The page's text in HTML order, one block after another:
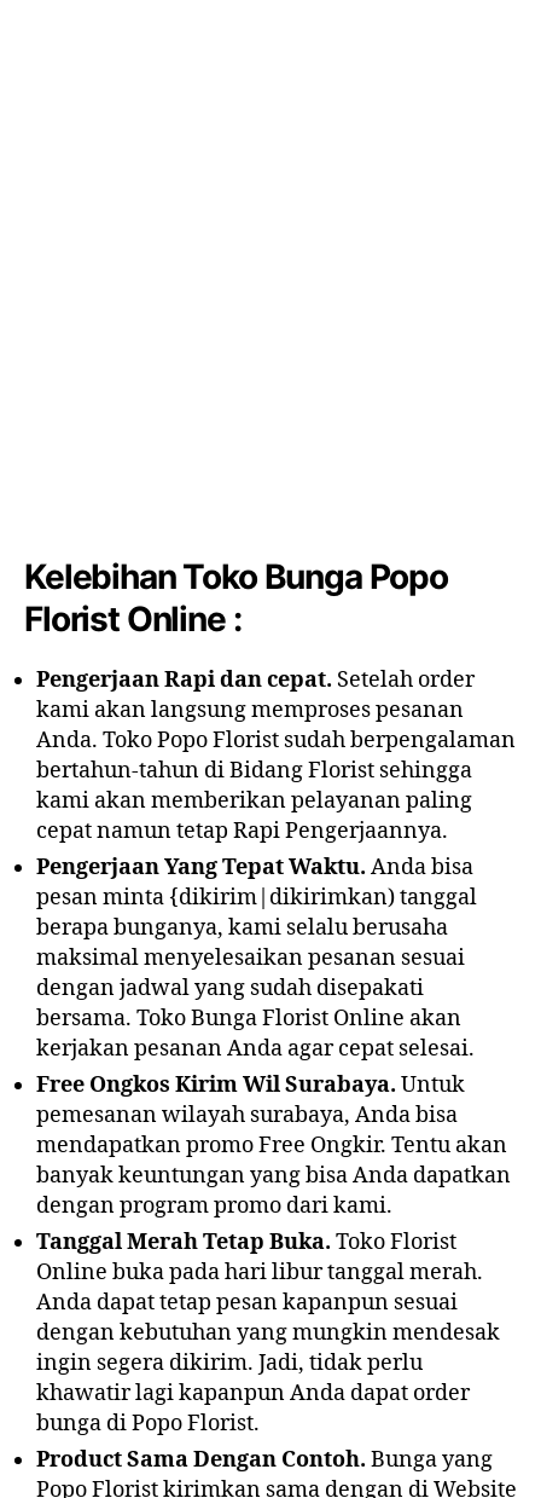
Kelebihan Toko Bunga Popo
Florist Online :
Pengerjaan Rapi dan cepat. Setelah order
kami akan langsung memproses pesanan
Anda. Toko Popo Florist sudah berpengalaman
bertahun-tahun di Bidang Florist sehingga
kami akan memberikan pelayanan paling
cepat namun tetap Rapi Pengerjaannya.
Pengerjaan Yang Tepat Waktu. Anda bisa
pesan minta {dikirim|dikirimkan) tanggal
berapa bunganya, kami selalu berusaha
maksimal menyelesaikan pesanan sesuai
dengan jadwal yang sudah disepakati
bersama. Toko Bunga Florist Online akan
kerjakan pesanan Anda agar cepat selesai.
Free Ongkos Kirim Wil Surabaya. Untuk
pemesanan wilayah surabaya, Anda bisa
mendapatkan promo Free Ongkir. Tentu akan
banyak keuntungan yang bisa Anda dapatkan
dengan program promo dari kami.
Tanggal Merah Tetap Buka. Toko Florist
Online buka pada hari libur tanggal merah.
Anda dapat tetap pesan kapanpun sesuai
dengan kebutuhan yang mungkin mendesak
ingin segera dikirim. Jadi, tidak perlu
khawatir lagi kapanpun Anda dapat order
bunga di Popo Florist.
Product Sama Dengan Contoh. Bunga yang
Popo Florist kirimkan sama dengan di Website